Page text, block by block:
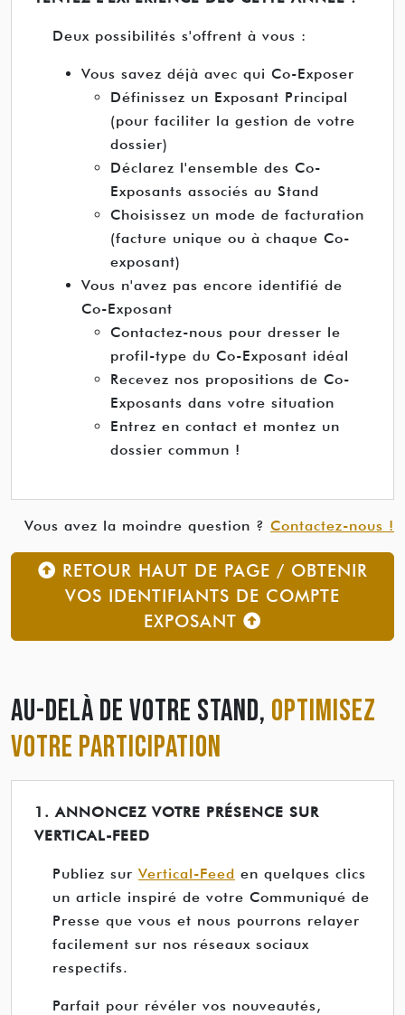
Deux possibilités s'offrent à vous :
Vous savez déjà avec qui Co-Exposer
Définissez un Exposant Principal
(pour faciliter la gestion de votre
dossier)
Déclarez l'ensemble des Co-
Exposants associés au Stand
Choisissez un mode de facturation
(facture unique ou à chaque Co-
exposant)
Vous n'avez pas encore identifié de
Co-Exposant
Contactez-nous pour dresser le
profil-type du Co-Exposant idéal
Recevez nos propositions de Co-
Exposants dans votre situation
Entrez en contact et montez un
dossier commun !
Vous avez la moindre question ? Contactez-nous !
RETOUR HAUT DE PAGE / OBTENIR
VOS IDENTIFIANTS DE COMPTE
EXPOSANT
AU-DELÀ DE VOTRE STAND, OPTIMISEZ
VOTRE PARTICIPATION
1. ANNONCEZ VOTRE PRÉSENCE SUR
VERTICAL-FEED
Publiez sur Vertical-Feed en quelques clics
un article inspiré de votre Communiqué de
Presse que vous et nous pourrons relayer
facilement sur nos réseaux sociaux
respectifs.
Parfait pour révéler vos nouveautés,